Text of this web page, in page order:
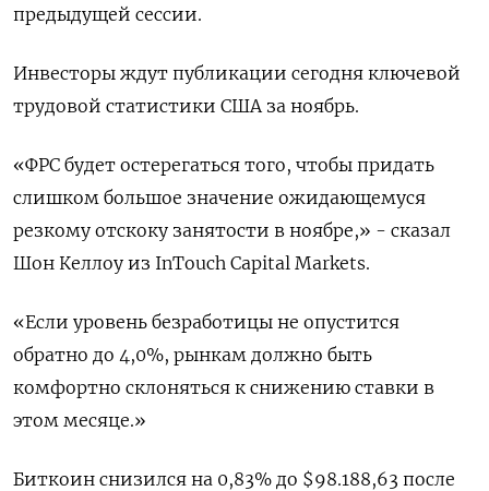
предыдущей сессии.
Инвесторы ждут публикации сегодня ключевой
трудовой статистики США за ноябрь.
«ФРС будет остерегаться того, чтобы придать
слишком большое значение ожидающемуся
резкому отскоку занятости в ноябре,» - сказал
Шон Келлоу из InTouch Capital Markets.
«Если уровень безработицы не опустится
обратно до 4,0%, рынкам должно быть
комфортно склоняться к снижению ставки в
этом месяце.»
Биткоин снизился на 0,83% до $98.188,63 после